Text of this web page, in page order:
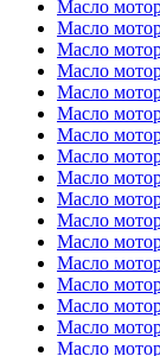
Масло
Масло
Масло
Масло
Масло
Масло
Масло
Масло
Масло
Масло
Масло
Масло
Масло
Масло
Масло
Масло
Масло